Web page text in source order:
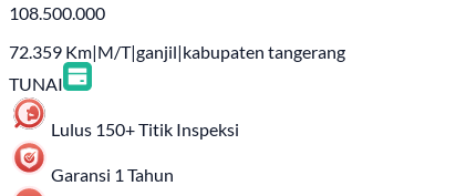
108.500.000
72.359 Km|M/T|ganjil|kabupaten tangerang
TUNAI
Lulus 150+ Titik Inspeksi
Garansi 1 Tahun